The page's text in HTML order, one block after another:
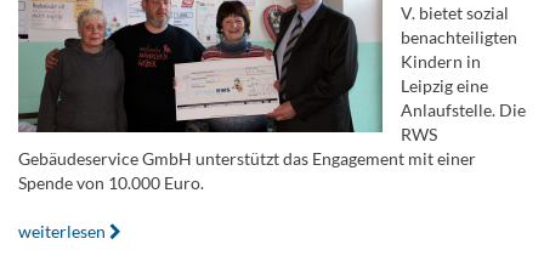
V. bietet sozial
benachteiligten
Kindern in
Leipzig eine
Anlaufstelle. Die
RWS
Gebäudeservice GmbH unterstützt das Engagement mit einer
Spende von 10.000 Euro.
weiterlesen